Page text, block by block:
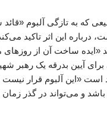
که به تازگی آلبوم «قائد
درباره این اثر تاکید
ساخت آن از روزهای
آیین بدرقه یک رهبر
است «این آلبوم قرار
و می‌تواند در گذر